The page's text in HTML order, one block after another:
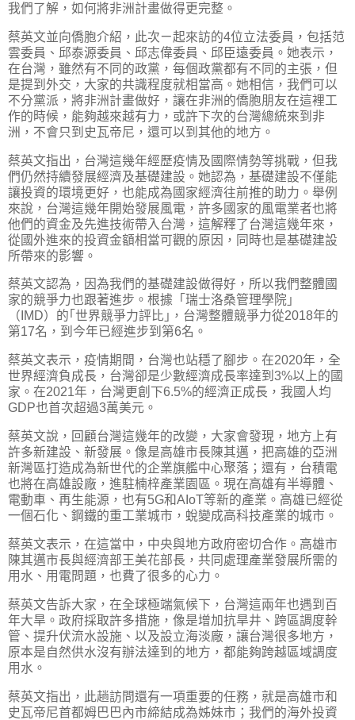
我們了解，如何將非洲計畫做得更完整。
蔡英文並向僑胞介紹，此次ㄧ起來訪的4位立法委員，包括范
雲委員、邱泰源委員、邱志偉委員、邱臣遠委員。她表示，
在台灣，雖然有不同的政黨，每個政黨都有不同的主張，但
是提到外交，大家的共識程度就相當高。她相信，我們可以
不分黨派，將非洲計畫做好，讓在非洲的僑胞朋友在這裡工
作的時候，能夠越來越有力，或許下次的台灣總統來到非
洲，不會只到史瓦帝尼，還可以到其他的地方。
蔡英文指出，台灣這幾年經歷疫情及國際情勢等挑戰，但我
們仍然持續發展經濟及基礎建設。她認為，基礎建設不僅能
讓投資的環境更好，也能成為國家經濟往前推的助力。舉例
來說，台灣這幾年開始發展風電，許多國家的風電業者也將
他們的資金及先進技術帶入台灣，這解釋了台灣這幾年來，
從國外進來的投資金額相當可觀的原因，同時也是基礎建設
所帶來的影響。
蔡英文認為，因為我們的基礎建設做得好，所以我們整體國
家的競爭力也跟著進步。根據「瑞士洛桑管理學院」
（IMD）的｢世界競爭力評比｣，台灣整體競爭力從2018年的
第17名，到今年已經進步到第6名。
蔡英文表示，疫情期間，台灣也站穩了腳步。在2020年，全
世界經濟負成長，台灣卻是少數經濟成長率達到3%以上的國
家。在2021年，台灣更創下6.5%的經濟正成長，我國人均
GDP也首次超過3萬美元。
蔡英文說，回顧台灣這幾年的改變，大家會發現，地方上有
許多新建設、新發展。像是高雄市長陳其邁，把高雄的亞洲
新灣區打造成為新世代的企業旗艦中心聚落；還有，台積電
也將在高雄設廠，進駐楠梓產業園區。現在高雄有半導體、
電動車、再生能源，也有5G和AIoT等新的產業。高雄已經從
一個石化、鋼鐵的重工業城市，蛻變成高科技產業的城市。
蔡英文表示，在這當中，中央與地方政府密切合作。高雄市
陳其邁市長與經濟部王美花部長，共同處理產業發展所需的
用水、用電問題，也費了很多的心力。
蔡英文告訴大家，在全球極端氣候下，台灣這兩年也遇到百
年大旱。政府採取許多措施，像是增加抗旱井、跨區調度幹
管、提升伏流水設施、以及設立海淡廠，讓台灣很多地方，
原本是自然供水沒有辦法達到的地方，都能夠跨越區域調度
用水。
蔡英文指出，此趟訪問還有一項重要的任務，就是高雄市和
史瓦帝尼首都姆巴巴內市締結成為姊妹市；我們的海外投資